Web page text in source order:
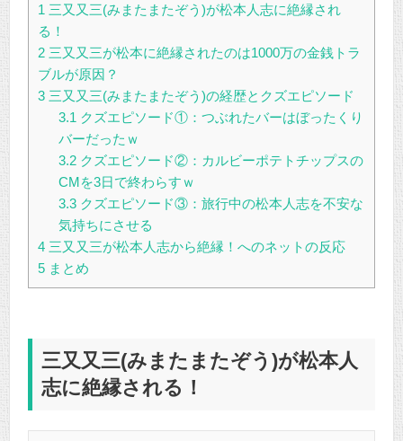
1 三又又三(みまたまたぞう)が松本人志に絶縁され
る！
2 三又又三が松本に絶縁されたのは1000万の金銭トラ
ブルが原因？
3 三又又三(みまたまたぞう)の経歴とクズエピソード
3.1 クズエピソード①：つぶれたバーはぼったくり
バーだったｗ
3.2クズエピソード②：カルビーポテトチップスの
CMを3日で終わらすｗ
3.3クズエピソード③：旅行中の松本人志を不安な
気持ちにさせる
4 三又又三が松本人志から絶縁！へのネットの反応
5 まとめ
三又又三(みまたまたぞう)が松本人
志に絶縁される！